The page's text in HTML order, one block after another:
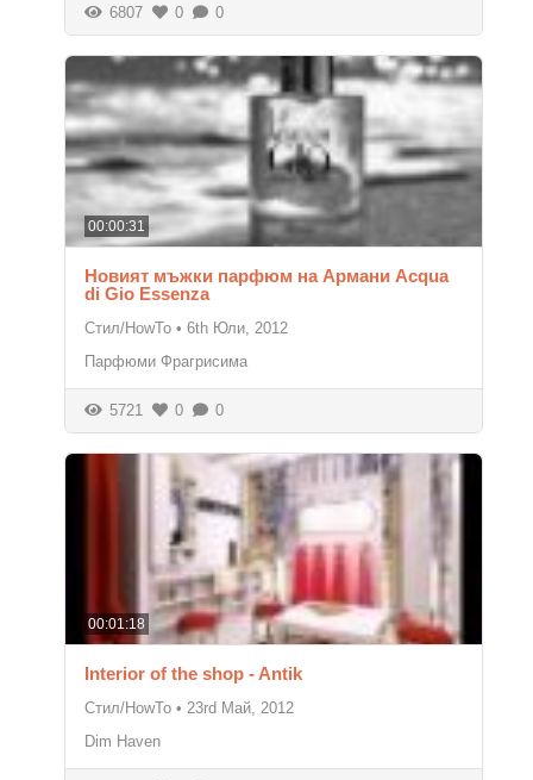
6807 0 0
00:00:31
Новият мъжки парфюм на Армани Acqua
di Gio Essenza
Стил/HowTo • 6th Юли, 2012
Парфюми Фрагрисима
5721 0 0
00:01:18
Interior of the shop - Antik
Стил/HowTo • 23rd Май, 2012
Dim Haven